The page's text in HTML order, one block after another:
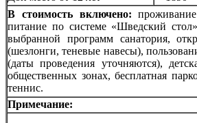
В стоимость включено:
питание по системе «Шведский
выбранной программ санатория,
(шезлонги, теневые навесы),
(даты проведения уточняются),
общественных зонах, бесплатная
теннис.
Примечание: